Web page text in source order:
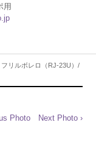
用
フリルボレロ（RJ-23U）/
Photo Next Photo ›